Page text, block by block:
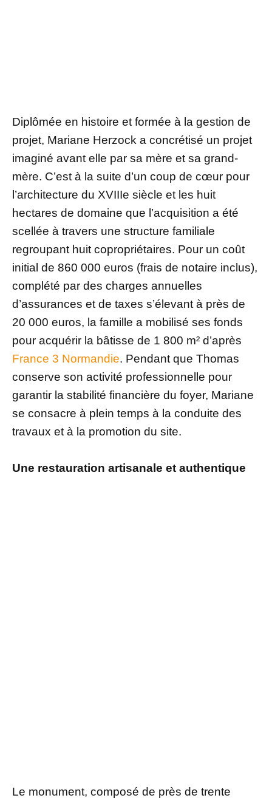
Diplômée en histoire et formée à la gestion de
projet, Mariane Herzock a concrétisé un projet
imaginé avant elle par sa mère et sa grand-
mère. C’est à la suite d’un coup de cœur pour
l’architecture du XVIIIe siècle et les huit
hectares de domaine que l’acquisition a été
scellée à travers une structure familiale
regroupant huit copropriétaires. Pour un coût
initial de 860 000 euros (frais de notaire inclus),
complété par des charges annuelles
d’assurances et de taxes s’élevant à près de
20 000 euros, la famille a mobilisé ses fonds
pour acquérir la bâtisse de 1 800 m² d’après
France 3 Normandie. Pendant que Thomas
conserve son activité professionnelle pour
garantir la stabilité financière du foyer, Mariane
se consacre à plein temps à la conduite des
travaux et à la promotion du site.
Une restauration artisanale et authentique
Le monument, composé de près de trente